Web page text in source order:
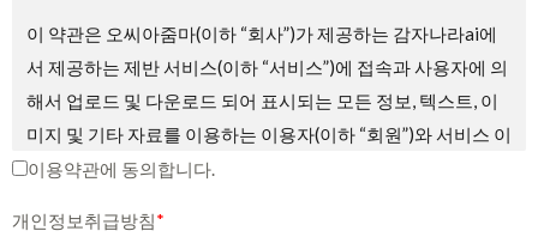
이 약관은 오씨아줌마(이하 “회사”)가 제공하는 감자나라ai에
서 제공하는 제반 서비스(이하 “서비스”)에 접속과 사용자에 의
해서 업로드 및 다운로드 되어 표시되는 모든 정보, 텍스트, 이
미지 및 기타 자료를 이용하는 이용자(이하 “회원”)와 서비스 이
용에 관한 권리 및 의무와 책임사항, 기타 필요한 사항을 규정
이용약관에 동의합니다.
개인정보취급방침*